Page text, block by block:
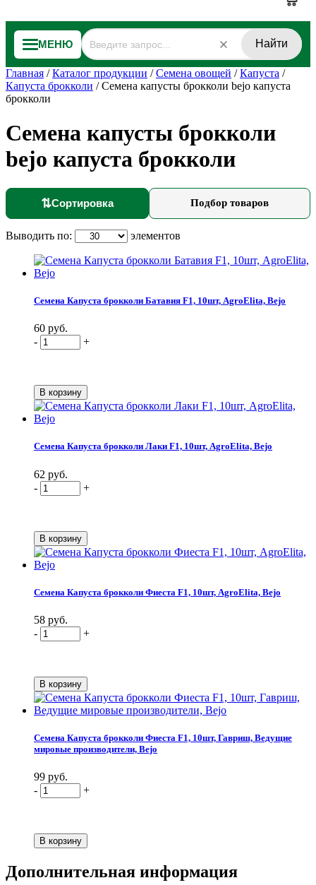
МЕНЮ Найти
Главная /Каталог продукции /Семена овощей /Капуста /
Капуста брокколи /Семена капусты брокколи bejo капуста
брокколи
Семена капусты брокколи
bejo капуста брокколи
⇅Сортировка Подбор товаров
Выводить по: элементов
Семена Капуста брокколи Батавия F1, 10шт, AgroElita, Bejo
60 руб.
-
+
Семена Капуста брокколи Лаки F1, 10шт, AgroElita, Bejo
62 руб.
-
+
Семена Капуста брокколи Фиеста F1, 10шт, AgroElita, Bejo
58 руб.
-
+
Семена Капуста брокколи Фиеста F1, 10шт, Гавриш, Ведущие
мировые производители, Bejo
99 руб.
-
+
Дополнительная информация